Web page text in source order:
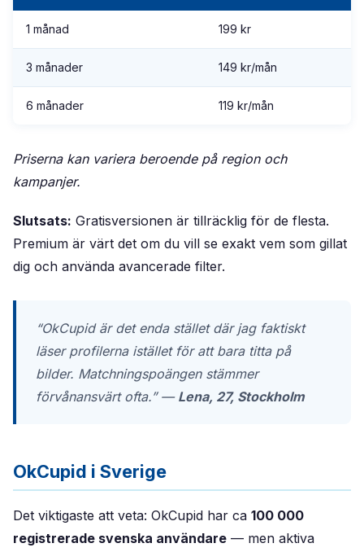
1 månad 199 kr
3 månader 149 kr/mån
6 månader 119 kr/mån
Priserna kan variera beroende på region och
kampanjer.
Slutsats: Gratisversionen är tillräcklig för de flesta.
Premium är värt det om du vill se exakt vem som gillat
dig och använda avancerade filter.
“OkCupid är det enda stället där jag faktiskt
läser profilerna istället för att bara titta på
bilder. Matchningspoängen stämmer
förvånansvärt ofta.”— Lena, 27, Stockholm
OkCupid i Sverige
Det viktigaste att veta: OkCupid har ca 100 000
registrerade svenska användare — men aktiva